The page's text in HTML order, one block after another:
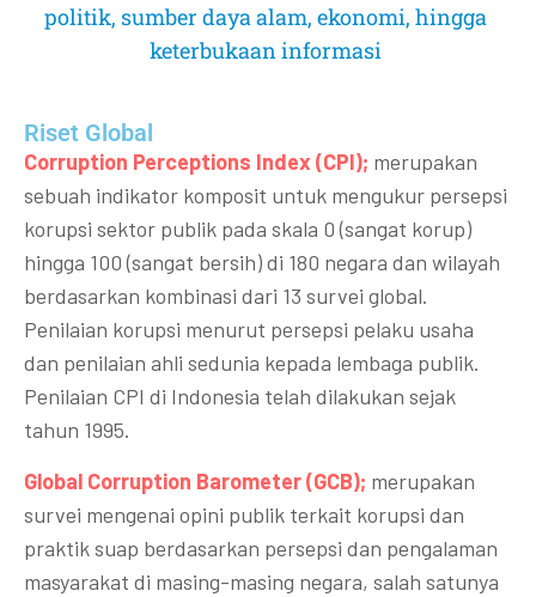
politik, sumber daya alam, ekonomi, hingga
keterbukaan informasi
Riset Global​
Corruption Perceptions Index (CPI); merupakan
sebuah indikator komposit untuk mengukur persepsi
korupsi sektor publik pada skala 0 (sangat korup)
hingga 100 (sangat bersih) di 180 negara dan wilayah
berdasarkan kombinasi dari 13 survei global.
Penilaian korupsi menurut persepsi pelaku usaha
dan penilaian ahli sedunia kepada lembaga publik.
Penilaian CPI di Indonesia telah dilakukan sejak
tahun 1995.
Global Corruption Barometer (GCB); merupakan
survei mengenai opini publik terkait korupsi dan
praktik suap berdasarkan persepsi dan pengalaman
masyarakat di masing-masing negara, salah satunya